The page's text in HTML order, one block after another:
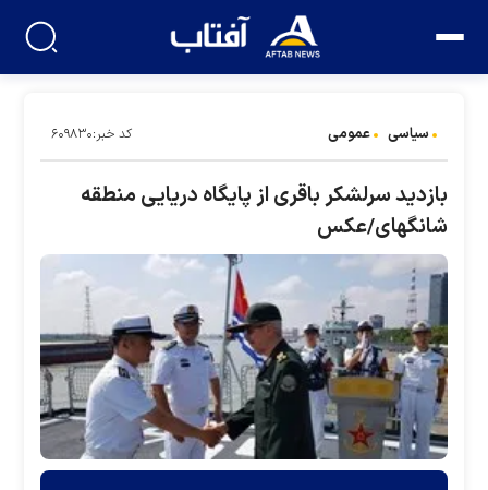
سیاسی عمومی کد خبر:۶۰۹۸۳۰
بازدید سرلشکر باقری از پایگاه دریایی منطقه
شانگهای/عکس